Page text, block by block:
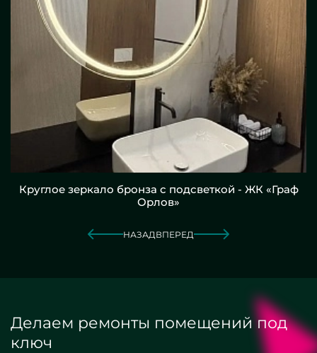
Круглое зеркало бронза с подсветкой - ЖК «Граф
Орлов»
НАЗАД ВПЕРЕД
Делаем ремонты помещений под
ключ